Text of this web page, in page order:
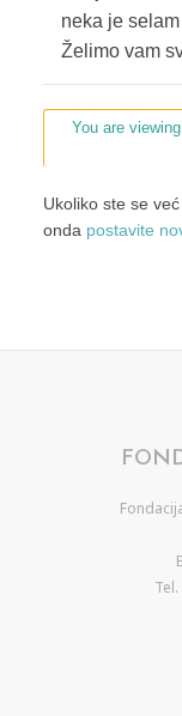
neka je
Želimo vam
You are
Ukoliko ste se
onda postavite